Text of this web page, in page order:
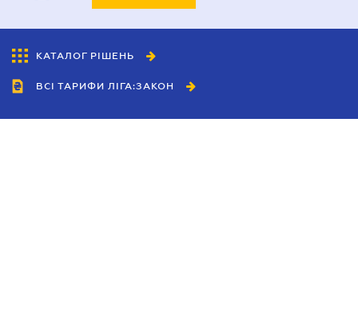
КАТАЛОГ РІШЕНЬ
ВСІ ТАРИФИ ЛІГА:ЗАКОН